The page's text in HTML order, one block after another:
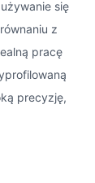
się
z
pracę
precyzję,